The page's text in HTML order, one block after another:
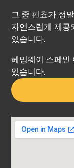
그 중 핀쵸가 정
자연스럽게 제공
있습니다.
헤밍웨이 스페인
있습니다.